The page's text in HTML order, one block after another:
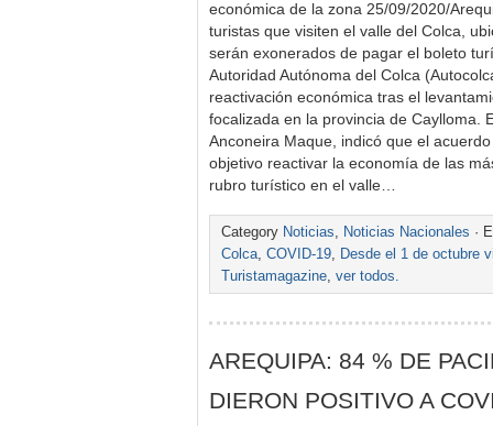
económica de la zona 25/09/2020/
turistas que visiten el valle del Colca,
serán exonerados de pagar el boleto
Autoridad Autónoma del Colca
reactivación económica tras el
focalizada en la provincia de Caylloma.
Anconeira Maque, indicó que el
objetivo reactivar la economía de las
rubro turístico en el valle…
Category Noticias, Noticias Nacionales ·
Colca, COVID-19, Desde el 1 de octubre
Turistamagazine, ver todos.
AREQUIPA: 84 % DE
DIERON POSITIVO A